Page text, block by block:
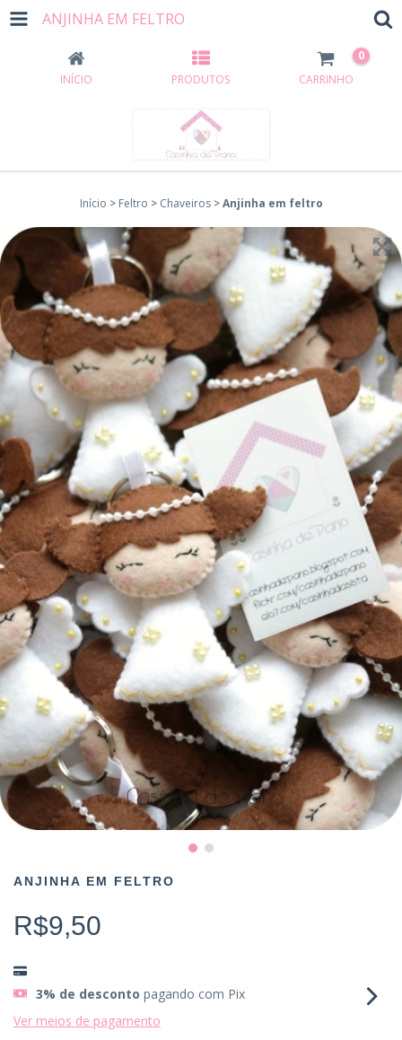
ANJINHA EM FELTRO
INÍCIO PRODUTOS CARRINHO
0
Início > Feltro > Chaveiros > Anjinha em feltro
ANJINHA EM FELTRO
R$9,50
3% de desconto pagando com Pix
Ver meios de pagamento